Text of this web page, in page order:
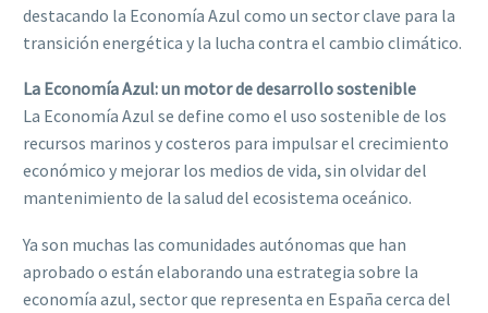
destacando la Economía Azul como un sector clave para la
transición energética y la lucha contra el cambio climático.
La Economía Azul: un motor de desarrollo sostenible
La Economía Azul se define como el uso sostenible de los
recursos marinos y costeros para impulsar el crecimiento
económico y mejorar los medios de vida, sin olvidar del
mantenimiento de la salud del ecosistema oceánico.
Ya son muchas las comunidades autónomas que han
aprobado o están elaborando una estrategia sobre la
economía azul, sector que representa en España cerca del